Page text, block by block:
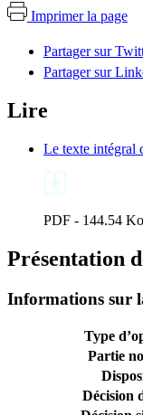
Imprimer la page
Partager sur
Partager sur
Lire
Le texte intégral
PDF - 144.54
Présentation
Informations sur
Type
Partie
Décision